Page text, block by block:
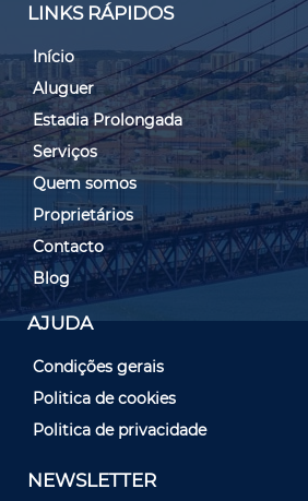
LINKS RÁPIDOS
Início
Aluguer
Estadia Prolongada
Serviços
Quem somos
Proprietários
Contacto
Blog
AJUDA
Condições gerais
Politica de cookies
Politica de privacidade
NEWSLETTER